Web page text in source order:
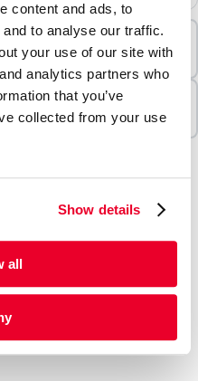
content and ads, to
to analyse our traffic.
your use of our site with
analytics partners who
that you’ve
collected from your use
Show details
all
6 % vil bli lagt til i kassen
i Midtøsten.
sikker
den forseglede
er tydelig synlig og